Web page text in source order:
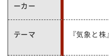
ーカー
テーマ 『気象と株』